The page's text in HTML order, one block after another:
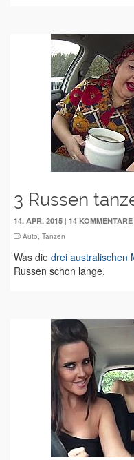
3 Russen
14. APR. 2015 | 14 KOMMENTARE
Auto, Tanzen
Was die drei australischen
Russen schon lange.